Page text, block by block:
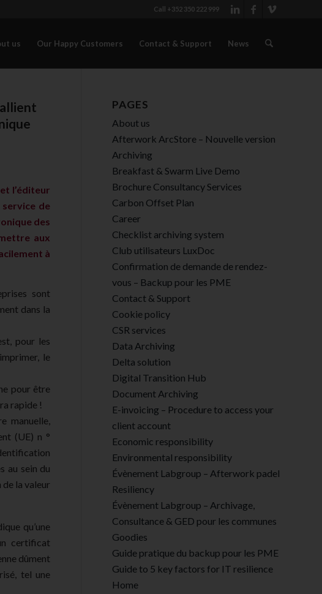
Call +352 350 222 999
us Our Happy Customers Contact & Support News
l’éditeur
de
des
aux
à
sont
dans la
pour les
le
pour être
rapide !
manuelle,
(UE) n °
au sein du
la valeur
qu’une
certificat
dûment
tel une
PAGES
About us
Afterwork ArcStore – Nouvelle version
Archiving
Breakfast & Swarm Live Demo
Brochure Consultancy Services
Carbon Offset Plan
Career
Checklist archiving system
Club utilisateurs LuxDoc
Confirmation de demande de rendez-
vous – Backup pour les PME
Contact & Support
Cookie policy
CSR services
Data Archiving
Delta solution
Digital Transition Hub
Document Archiving
E-invoicing – Procedure to access your
client account
Economic responsibility
Environmental responsibility
Évènement Labgroup – Afterwork padel
Resiliency
Évènement Labgroup – Archivage,
Consultance & GED pour les communes
Goodies
Guide pratique du backup pour les PME
Guide to 5 key factors for IT resilience
Home